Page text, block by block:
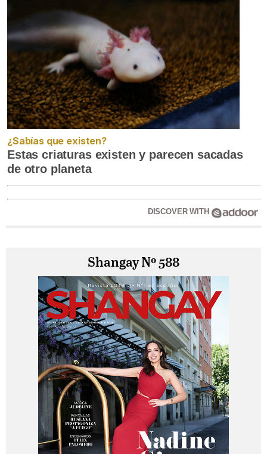
¿Sabías que existen?
Estas criaturas existen y parecen sacadas
de otro planeta
DISCOVER WITH
Shangay Nº 588